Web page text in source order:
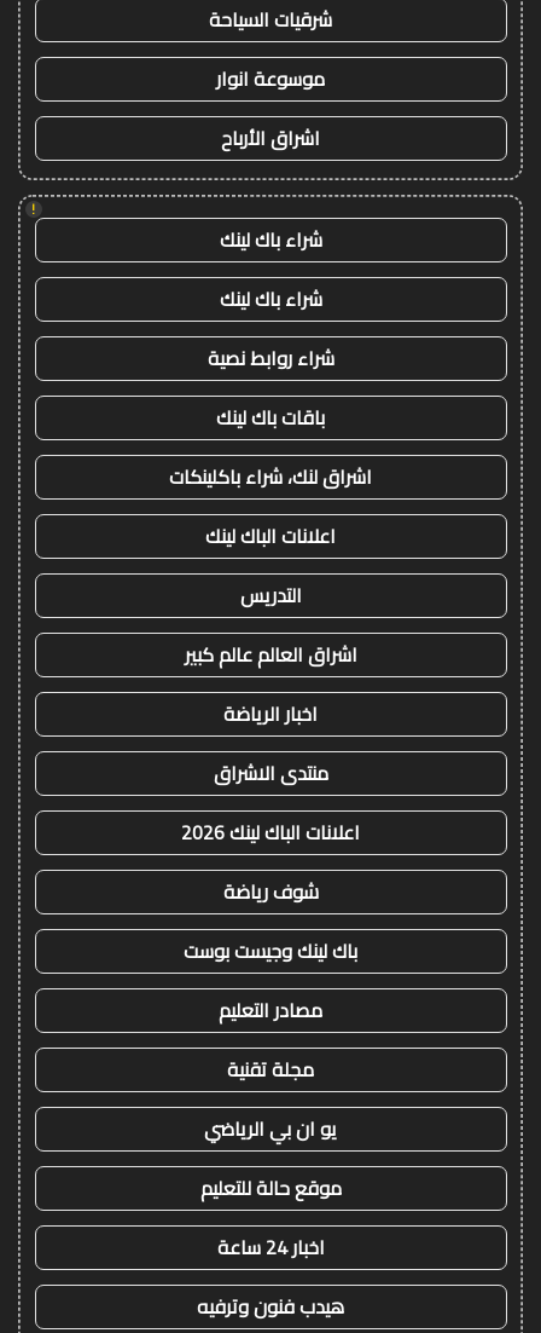
شرقيات السياحة
موسوعة انوار
اشراق الأرباح
!
شراء باك لينك
شراء باك لينك
شراء روابط نصية
باقات باك لينك
اشراق لنك، شراء باكلينكات
اعلانات الباك لينك
التدريس
اشراق العالم عالم كبير
اخبار الرياضة
منتدى الاشراق
اعلانات الباك لينك 2026
شوف رياضة
باك لينك وجيست بوست
مصادر التعليم
مجلة تقنية
يو ان بي الرياضي
موقع حالة للتعليم
اخبار 24 ساعة
هيدب فنون وترفيه